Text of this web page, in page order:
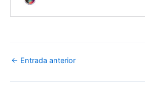
← Entrada anterior